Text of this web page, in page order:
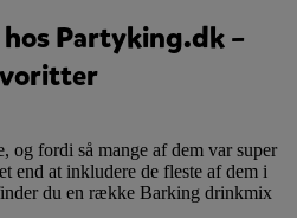
Partyking.dk –
og fordi så mange af dem var super
end at inkludere de fleste af dem i
du en række Barking drinkmix